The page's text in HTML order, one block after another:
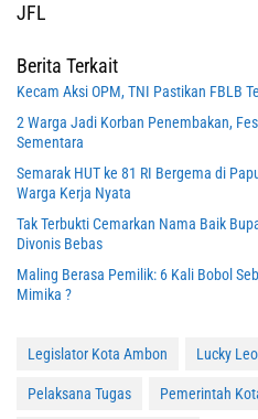
JFL
Berita Terkait
Kecam Aksi OPM, TNI Pastikan FBLB
2 Warga Jadi Korban Penembakan,
Sementara
Semarak HUT ke 81 RI Bergema di
Warga Kerja Nyata
Tak Terbukti Cemarkan Nama Baik
Divonis Bebas
Maling Berasa Pemilik: 6 Kali Bobol
Mimika ?
Legislator Kota Ambon Lucky
Pelaksana Tugas Pemerintah